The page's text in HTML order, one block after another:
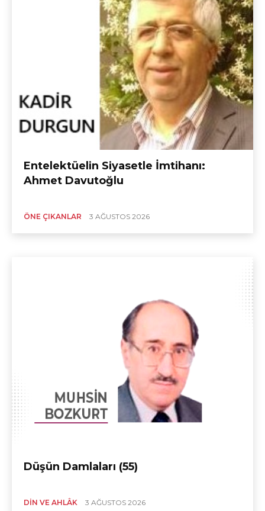
Entelektüelin Siyasetle İmtihanı:
Ahmet Davutoğlu
ÖNE ÇIKANLAR 3 AĞUSTOS 2026
Düşün Damlaları (55)
DIN VE AHLÂK 3 AĞUSTOS 2026